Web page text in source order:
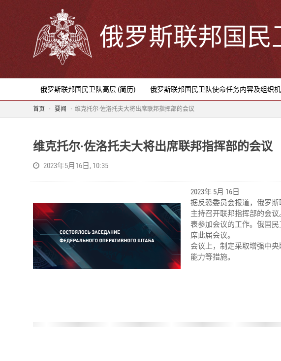
俄罗斯联邦国民
俄罗斯联邦国民卫队高层 (简历) 俄罗斯联邦国民卫队使命任务内容及组织
首页 要闻 维克托尔·佐洛托夫大将出席联邦指挥部的会议
维克托尔·佐洛托夫大将出席联邦指挥部的会议
2023年5月16日, 10:35
2023年 5月 16日
据反恐委员会报道，俄罗
主持召开联邦指挥部的会
表参加会议的工作。俄国
席此届会议。
会议上，制定采取增强中
能力等措施。